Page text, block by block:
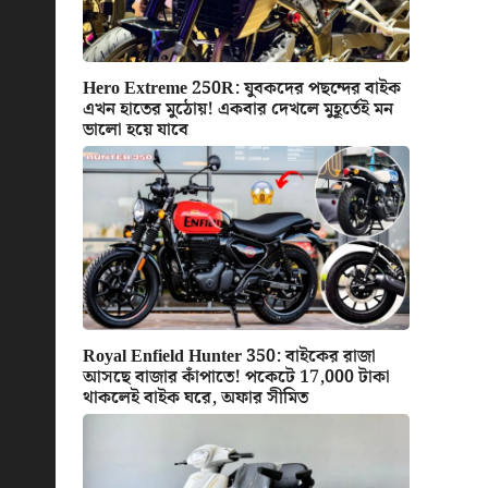
Hero Extreme 250R: যুবকদের পছন্দের বাইক
এখন হাতের মুঠোয়! একবার দেখলে মুহূর্তেই মন
ভালো হয়ে যাবে
Royal Enfield Hunter 350: বাইকের রাজা
আসছে বাজার কাঁপাতে! পকেটে 17,000 টাকা
থাকলেই বাইক ঘরে, অফার সীমিত